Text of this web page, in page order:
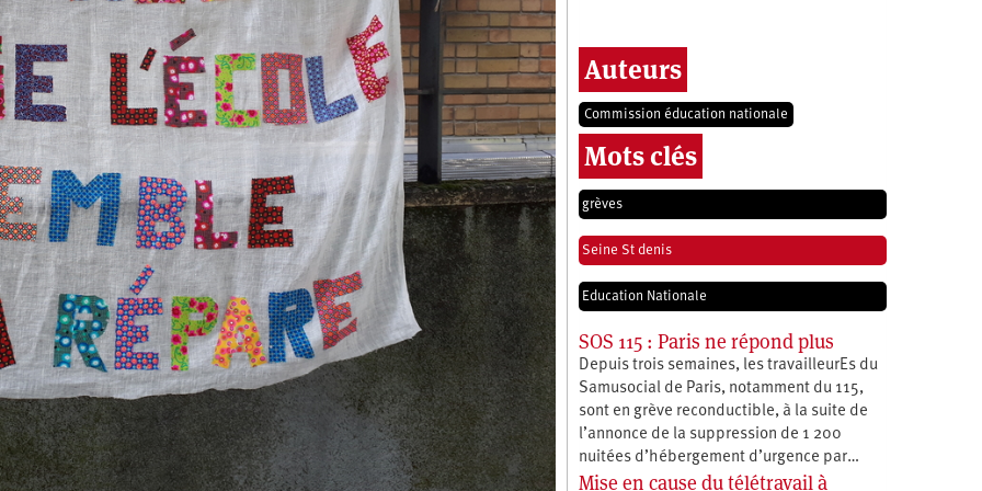
Auteurs
Commission éducation nationale
Mots clés
grèves
Seine St denis
Education Nationale
SOS 115 : Paris ne répond plus
Depuis trois semaines, les travailleurEs du
Samusocial de Paris, notamment du 115,
sont en grève reconductible, à la suite de
l’annonce de la suppression de 1 200
nuitées d’hébergement d’urgence par…
Mise en cause du télétravail à